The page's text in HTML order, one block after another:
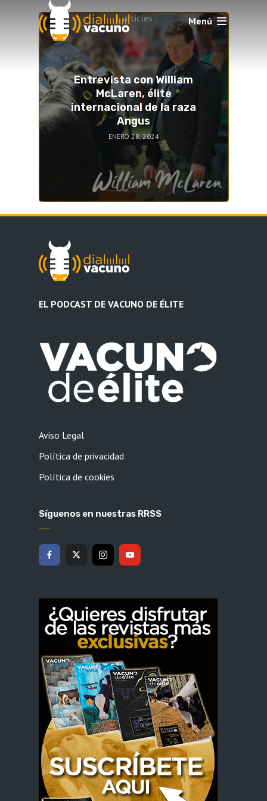
Menú
1 articles
Entrevista con William
McLaren, élite
internacional de la raza
Angus
ENERO 28, 2024
EL PODCAST DE VACUNO DE ÉLITE
Aviso Legal
Política de privacidad
Política de cookies
Síguenos en nuestras RRSS